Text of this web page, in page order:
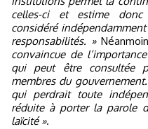
celles-ci et estime
considéré
responsabilités. »
convaincue de
qui peut être consultée
membres du
qui perdrait toute
réduite à porter la parole
laïcité ».